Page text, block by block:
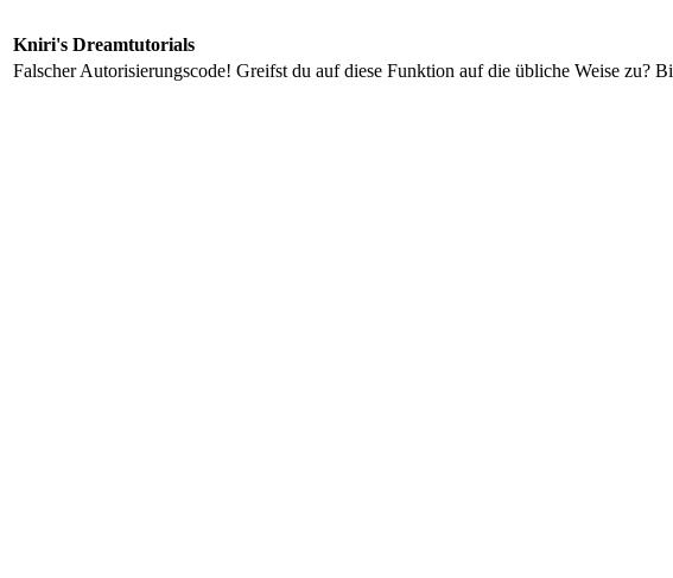
Kniri's Dreamtutorials
Falscher Autorisierungscode! Greifst du auf diese Funktion auf die übliche Weise zu?